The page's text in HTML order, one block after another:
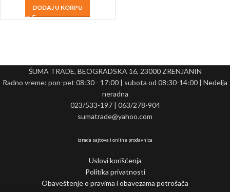
DODAJ U KORPU
ŠUMA TRADE, BEOGRADSKA 16, 23000 ZRENJANIN
Radno vreme: pon-pet 08:30 - 17:00 | subota od 08:30-14:00 | Nedelja
neradna
023/533-197 | 063/278-904
sumatrade@yahoo.com
izrada sajtova i online prodavnica
Uslovi korišćenja
Politika privatnosti
Obaveštenje o pravima i obavezama potrošača